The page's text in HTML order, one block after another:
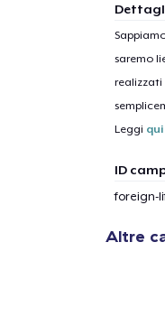
saremo
realizzati
Leggi qui
ID
foreign-
Altre